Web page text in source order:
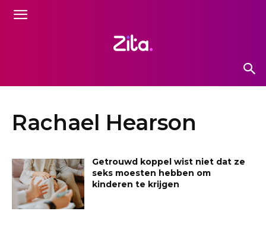
Rachael Hearson
Getrouwd koppel wist niet dat ze
seks moesten hebben om
kinderen te krijgen